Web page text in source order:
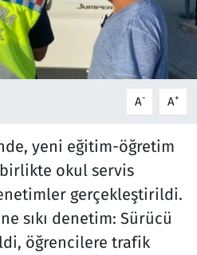
A- A+
yeni eğitim-öğretim
birlikte okul servis
gerçekleştirildi.
sıkı denetim: Sürücü
öğrencilere trafik